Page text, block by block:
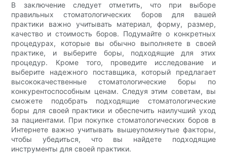
В заключение следует отметить, что при выборе
правильных стоматологических боров для вашей
практики важно учитывать материал, форму, размер,
качество и стоимость боров. Подумайте о конкретных
процедурах, которые вы обычно выполняете в своей
практике, и выберите боры, подходящие для этих
процедур. Кроме того, проведите исследование и
выберите надежного поставщика, который предлагает
высококачественные стоматологические боры по
конкурентоспособным ценам. Следуя этим советам, вы
сможете подобрать подходящие стоматологические
боры для своей практики и обеспечить наилучший уход
за пациентами. При покупке стоматологических боров в
Интернете важно учитывать вышеупомянутые факторы,
чтобы убедиться, что вы найдете подходящие
инструменты для своей практики.